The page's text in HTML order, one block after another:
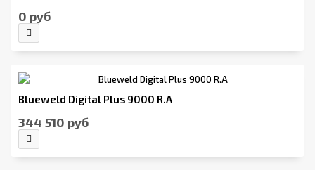
0 руб
Blueweld Digital Plus 9000 R.A
344 510 руб